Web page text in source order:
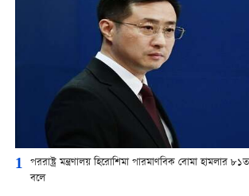
1 পররাষ্ট্র মন্ত্রণালয় হিরোশিমা পারমাণবিক বোমা হামলার
বলে